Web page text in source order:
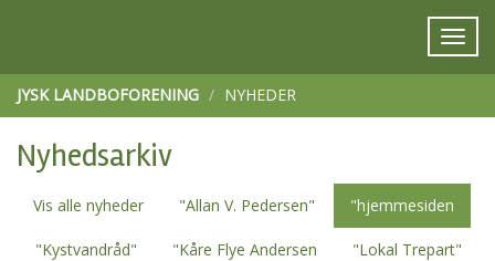
JYSK LANDBOFORENING NYHEDER
Nyhedsarkiv
Vis alle nyheder "Allan V. Pedersen" "hjemmesiden
"Kystvandråd" "Kåre Flye Andersen "Lokal Trepart"